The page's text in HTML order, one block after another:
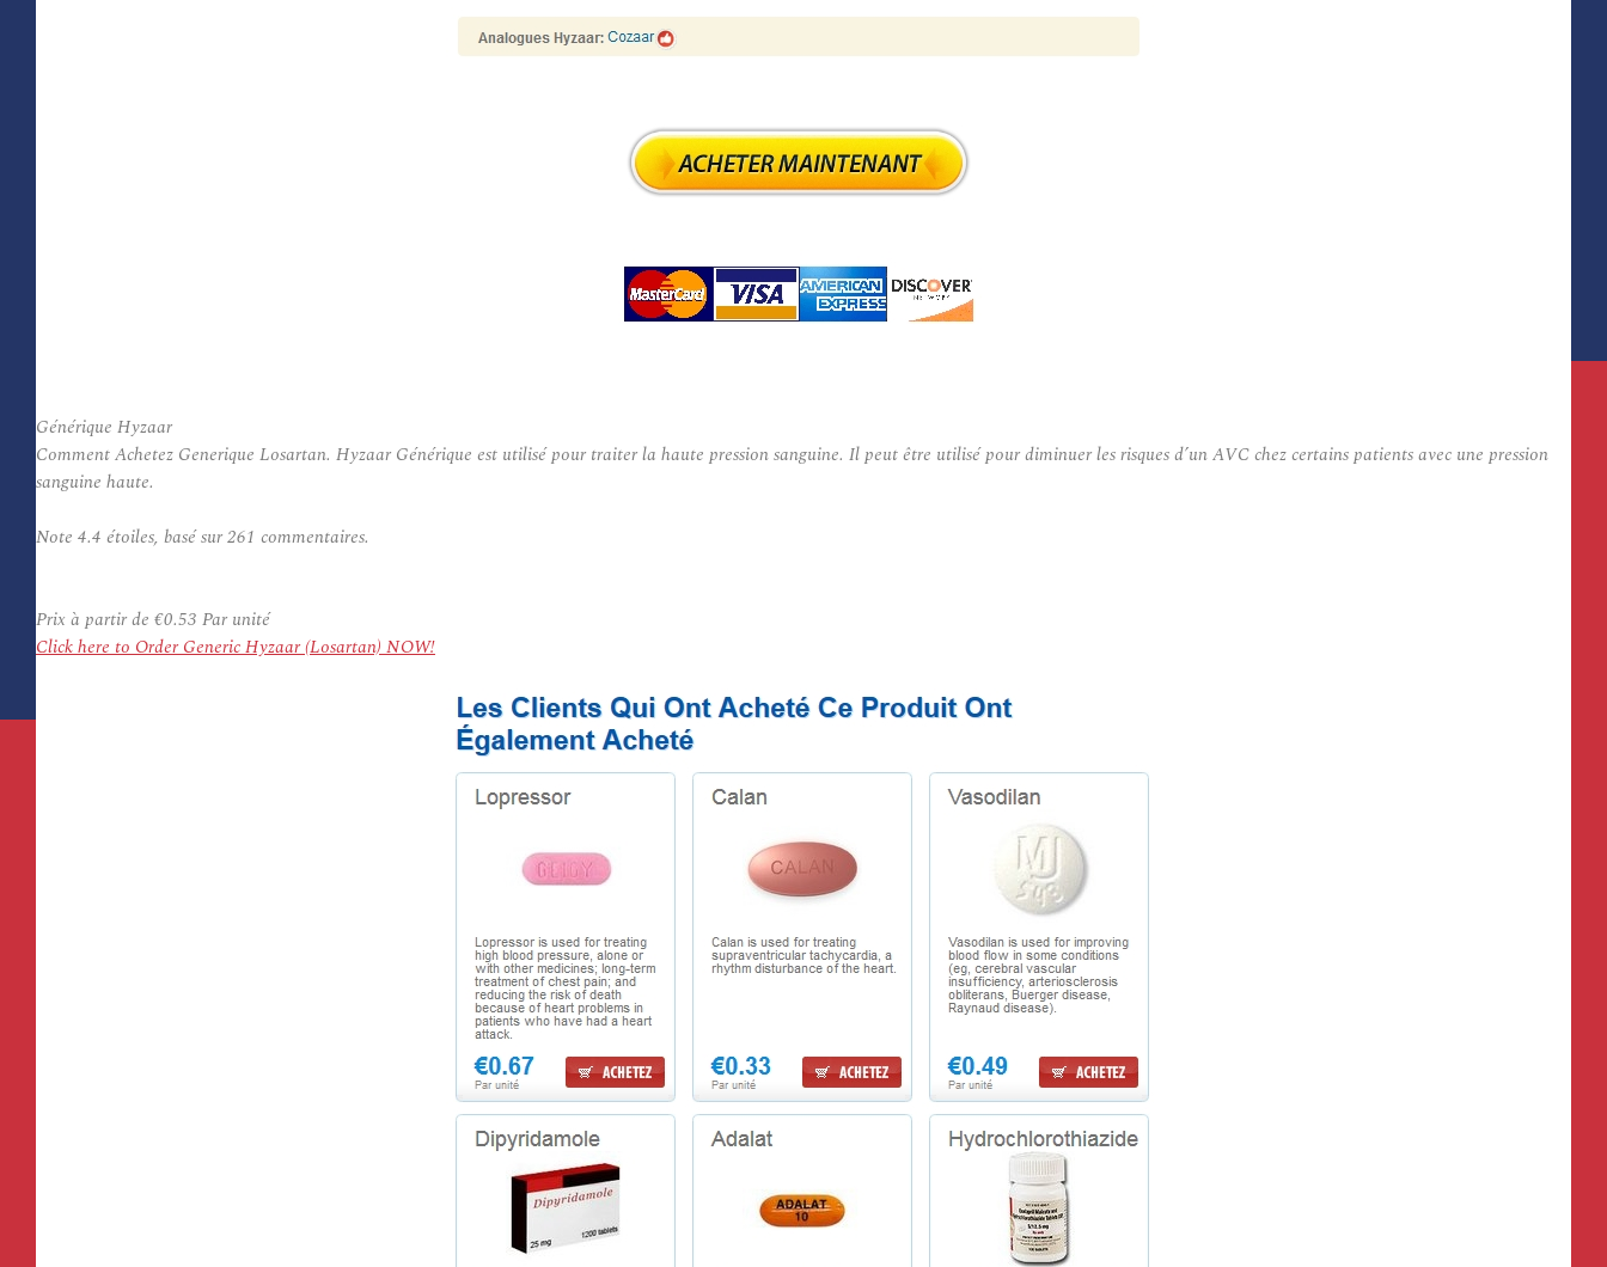
Générique Hyzaar
Comment Achetez Generique Losartan. Hyzaar Générique est utilisé pour traiter la haute pression sanguine. Il peut être utilisé pour diminuer les risques d’un AVC chez certains patients avec une pression
sanguine haute.
Note 4.4 étoiles, basé sur261 commentaires.
Prix à partir de €0.53 Par unité
Click here to Order Generic Hyzaar (Losartan) NOW!